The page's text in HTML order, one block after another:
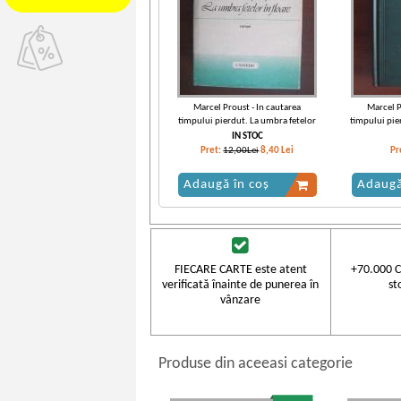
Marcel Proust - In cautarea
timpului pierdut. La umbra fetelor
in floare
IN STOC
Pret:12,00Lei8,40 Lei
Adaugă în coș
Marcel
timpului
FIECARE CARTE este atent
verificată înainte de punerea în
vânzare
+70.000
Produse din aceeasi categorie